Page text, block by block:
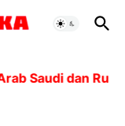
dan Rusia,